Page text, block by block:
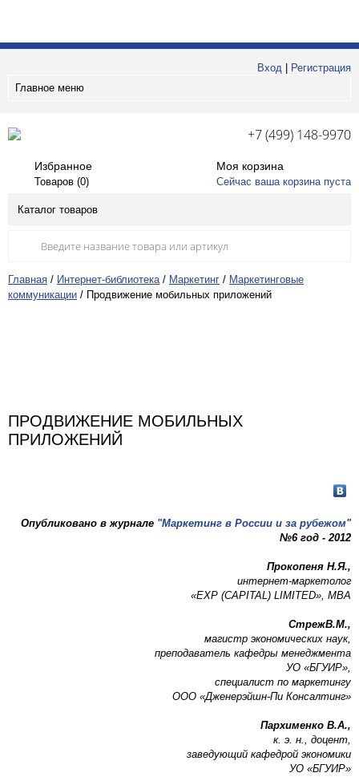
Вход
Регистрация
Главное меню
+7 (499) 148-9970
Избранное
Товаров (0)
Моя корзина
Сейчас ваша корзина пуста
Каталог товаров
Главная / Интернет-библиотека / Маркетинг / Маркетинговые
коммуникации / Продвижение мобильных приложений
ПРОДВИЖЕНИЕ МОБИЛЬНЫХ
ПРИЛОЖЕНИЙ
Опубликовано в журнале "Маркетинг в России и за рубежом"
№6 год - 2012
Прокопеня Н.Я.,
интернет-маркетолог
«EXP (CAPITAL) LIMITED», MBA
СтрежВ.М.,
магистр экономических наук,
преподаватель кафедры менеджмента
УО «БГУИР»,
специалист по маркетингу
ООО «Дженерэйшн-Пи Консалтинг»
Пархименко В.А.,
к. э. н., доцент,
заведующий кафедрой экономики
УО «БГУИР»